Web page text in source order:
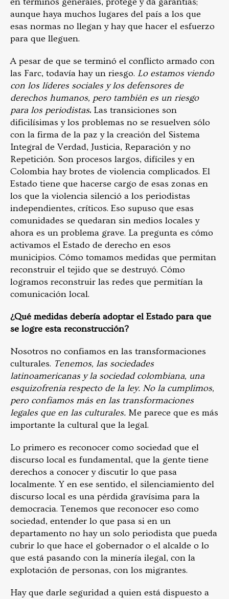
aunque haya muchos lugares del país a los que
esas normas no llegan y hay que hacer el esfuerzo
para que lleguen.
A pesar de que se terminó el conflicto armado con
las Farc, todavía hay un riesgo. Lo estamos viendo
con los líderes sociales y los defensores de
derechos humanos, pero también es un riesgo
para los periodistas. Las transiciones son
dificilísimas y los problemas no se resuelven sólo
con la firma de la paz y la creación del Sistema
Integral de Verdad, Justicia, Reparación y no
Repetición. Son procesos largos, difíciles y en
Colombia hay brotes de violencia complicados. El
Estado tiene que hacerse cargo de esas zonas en
los que la violencia silenció a los periodistas
independientes, críticos. Eso supuso que esas
comunidades se quedaran sin medios locales y
ahora es un problema grave. La pregunta es cómo
activamos el Estado de derecho en esos
municipios. Cómo tomamos medidas que permitan
reconstruir el tejido que se destruyó. Cómo
logramos reconstruir las redes que permitían la
comunicación local.
¿Qué medidas debería adoptar el Estado para que
se logre esta reconstrucción?
Nosotros no confiamos en las transformaciones
culturales. Tenemos, las sociedades
latinoamericanas y la sociedad colombiana, una
esquizofrenia respecto de la ley. No la cumplimos,
pero confiamos más en las transformaciones
legales que en las culturales. Me parece que es más
importante la cultural que la legal.
Lo primero es reconocer como sociedad que el
discurso local es fundamental, que la gente tiene
derechos a conocer y discutir lo que pasa
localmente. Y en ese sentido, el silenciamiento del
discurso local es una pérdida gravísima para la
democracia. Tenemos que reconocer eso como
sociedad, entender lo que pasa si en un
departamento no hay un solo periodista que pueda
cubrir lo que hace el gobernador o el alcalde o lo
que está pasando con la minería ilegal, con la
explotación de personas, con los migrantes.
Hay que darle seguridad a quien está dispuesto a